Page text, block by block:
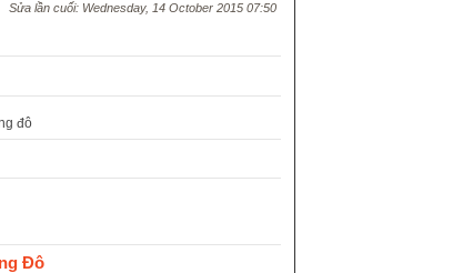
Sửa lần cuối: Wednesday, 14 October 2015 07:50
đô
Đô